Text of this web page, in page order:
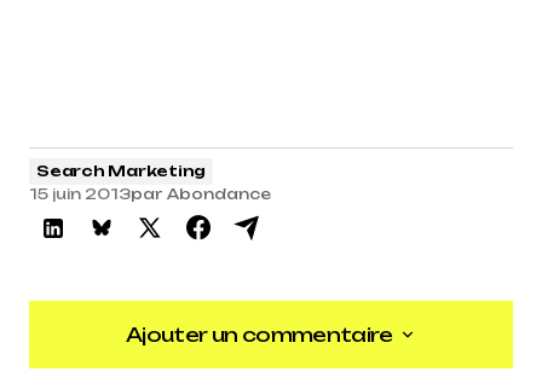
Search Marketing
15 juin 2013par Abondance
Ajouter un commentaire
Ajouter un commentaire